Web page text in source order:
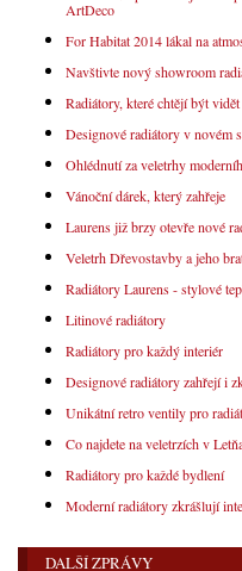
ArtDeco
For Habitat 2014 lákal na
Navštivte nový showroom
Radiátory, které chtějí být vidět
Designové radiátory v novém
Ohlédnutí za veletrhy
Vánoční dárek, který zahřeje
Laurens již brzy otevře nové
Veletrh Dřevostavby a jeho
Radiátory Laurens - stylové
Litinové radiátory
Radiátory pro každý interiér
Designové radiátory zahřejí i
Unikátní retro ventily pro
Co najdete na veletrzích v
Radiátory pro každé bydlení
Moderní radiátory zkrášlují
DALŠÍ ZPRÁVY